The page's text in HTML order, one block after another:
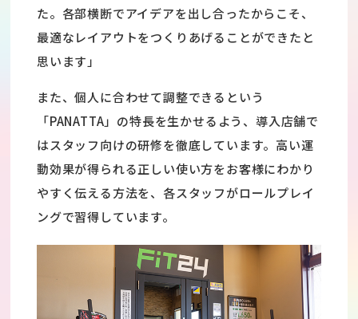
た。各部横断でアイデアを出し合ったからこそ、
最適なレイアウトをつくりあげることができたと
思います」
また、個人に合わせて調整できるという
「PANATTA」の特長を生かせるよう、導入店舗で
はスタッフ向けの研修を徹底しています。高い運
動効果が得られる正しい使い方をお客様にわかり
やすく伝える方法を、各スタッフがロールプレイ
ングで習得しています。